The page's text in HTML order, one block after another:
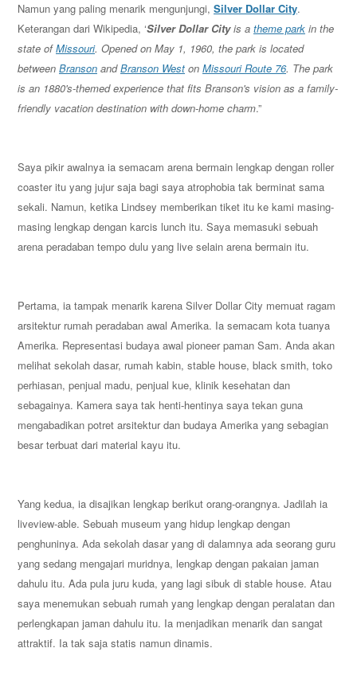
Namun yang paling menarik mengunjungi, Silver Dollar City.
Keterangan dari Wikipedia, ‘Silver Dollar Cityis a theme park in the
state ofMissouri. Opened on May 1, 1960, the park is located
between Branson andBranson West on Missouri Route 76. The park
is an 1880's-themed experience that fits Branson's vision as a family-
friendly vacation destination with down-home charm.”
Saya pikir awalnya ia semacam arena bermain lengkap dengan roller
coaster itu yang jujur saja bagi saya atrophobia tak berminat sama
sekali. Namun, ketika Lindsey memberikan tiket itu ke kami masing-
masing lengkap dengan karcis lunch itu. Saya memasuki sebuah
arena peradaban tempo dulu yang live selain arena bermain itu.
Pertama, ia tampak menarik karena Silver Dollar City memuat ragam
arsitektur rumah peradaban awal Amerika. Ia semacam kota tuanya
Amerika. Representasi budaya awal pioneer paman Sam. Anda akan
melihat sekolah dasar, rumah kabin, stable house, black smith, toko
perhiasan, penjual madu, penjual kue, klinik kesehatan dan
sebagainya. Kamera saya tak henti-hentinya saya tekan guna
mengabadikan potret arsitektur dan budaya Amerika yang sebagian
besar terbuat dari material kayu itu.
Yang kedua, ia disajikan lengkap berikut orang-orangnya. Jadilah ia
liveview-able. Sebuah museum yang hidup lengkap dengan
penghuninya. Ada sekolah dasar yang di dalamnya ada seorang guru
yang sedang mengajari muridnya, lengkap dengan pakaian jaman
dahulu itu. Ada pula juru kuda, yang lagi sibuk di stable house. Atau
saya menemukan sebuah rumah yang lengkap dengan peralatan dan
perlengkapan jaman dahulu itu. Ia menjadikan menarik dan sangat
attraktif. Ia tak saja statis namun dinamis.